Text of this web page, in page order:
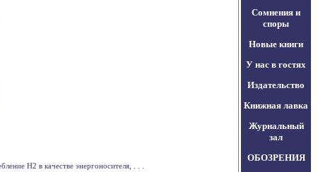
H2 в качестве энергоносителя, . . .
Сомнения и
споры
Новые книги
У нас в гостях
Издательство
Книжная лавка
Журнальный
зал
ОБОЗРЕНИЯ